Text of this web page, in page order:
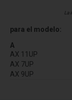
La
para el modelo:
A
AX 11UP
AX 7UP
AX 9UP